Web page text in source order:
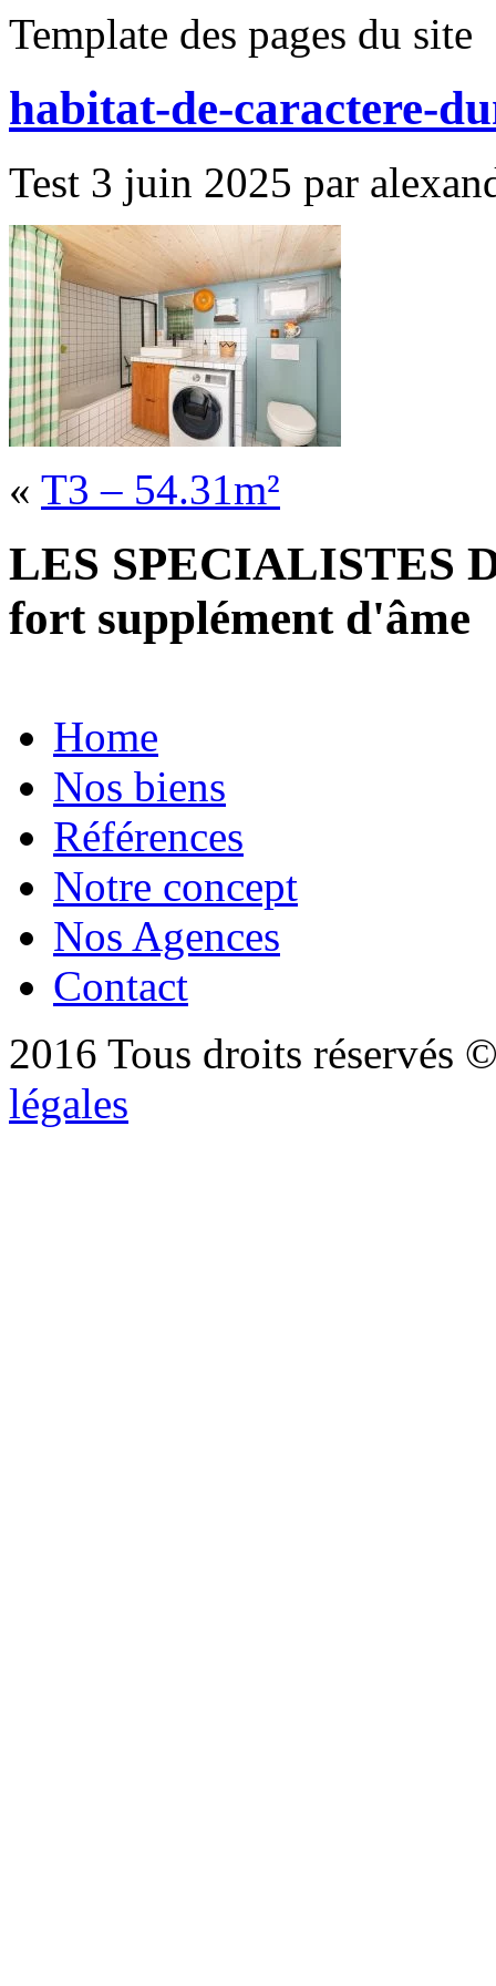
Template des pages du site
habitat-de-caractere-
Test 3 juin 2025 par
« T3 – 54.31m²
LES SPECIALISTES
fort supplément d'âme
Home
Nos biens
Références
Notre concept
Nos Agences
Contact
2016 Tous droits réservés
légales